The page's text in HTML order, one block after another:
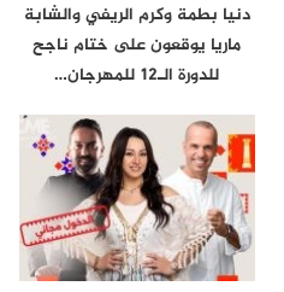
دنيا بطمة وكرم الريفي والشابة
ماريا يوقعون على ختام ناجح
للدورة الـ12 للمهرجان…